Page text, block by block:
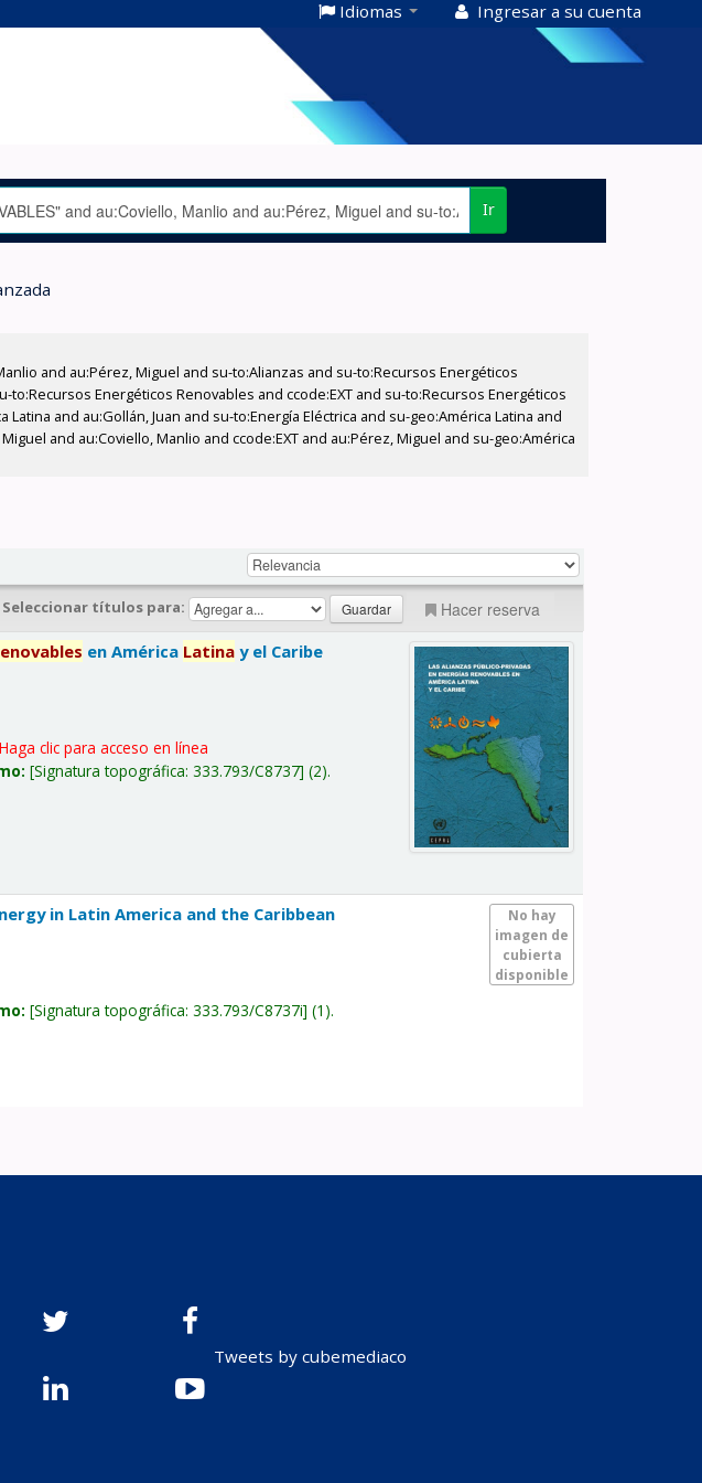
Idiomas Ingresar a su cuenta
Ir
and au:Pérez, Miguel and su-to:Alianzas and su-to:Recursos Energéticos
Energéticos Renovables and ccode:EXT and su-to:Recursos Energéticos
and au:Gollán, Juan and su-to:Energía Eléctrica and su-geo:América Latina and
and au:Coviello, Manlio and ccode:EXT and au:Pérez, Miguel and su-geo:América
Seleccionar títulos para: Hacer reserva
en América Latina y el Caribe
Haga clic para acceso en línea
Signatura topográfica:333.793/C8737 (2).
No hay
imagen de
cubierta
disponible
in Latin America and the Caribbean
Signatura topográfica:333.793/C8737i (1).
Tweets by cubemediaco